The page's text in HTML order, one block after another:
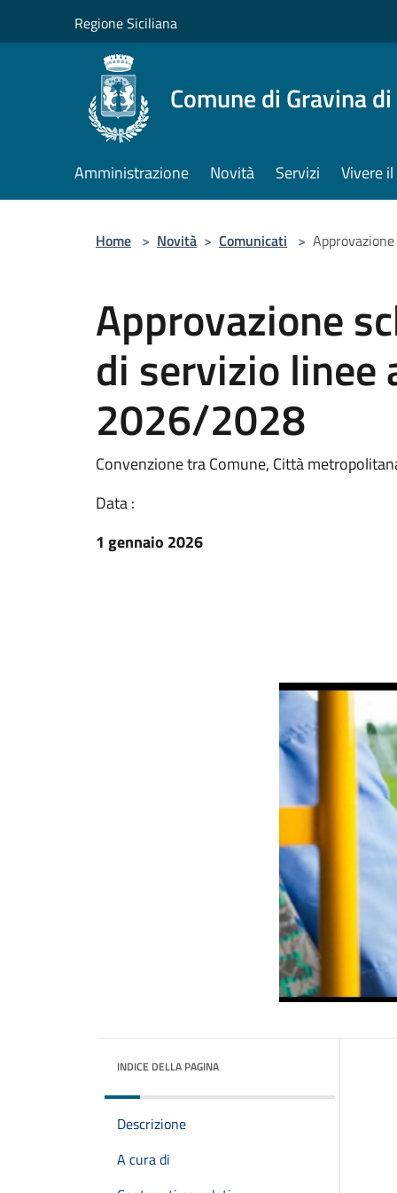
Regione Siciliana
Comune di Gravina
Amministrazione Novità Servizi Vivere
Home > Novità > Comunicati >
Approvazione
di servizio linee
2026/2028
Convenzione tra Comune, Città
Data :
1 gennaio 2026
INDICE DELLA PAGINA
Descrizione
A cura di